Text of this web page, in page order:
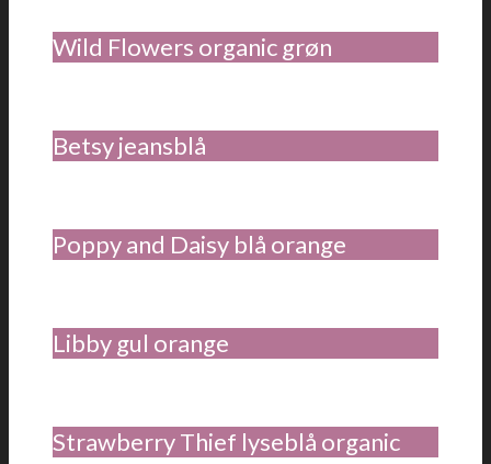
Wild Flowers organic grøn
Betsy jeansblå
Poppy and Daisy blå orange
Libby gul orange
Strawberry Thief lyseblå organic